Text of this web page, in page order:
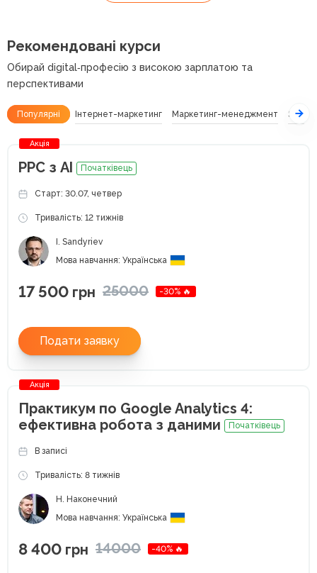
Рекомендовані курси
Обирай digital‑професію з високою зарплатою та
перспективами
Популярні Інтернет-маркетинг Маркетинг-менеджмент SEO
Акція
РРС з АІ Початківець
Старт: 30.07, четвер
Тривалість: 12 тижнів
I. Sandyriev
Мова навчання: Українська
17 500 грн 25000 -30% 🔥
Подати заявку
Акція
Практикум по Google Analytics 4:
ефективна робота з даними
Початківець
В записі
Тривалість: 8 тижнів
Н. Наконечний
Мова навчання: Українська
8 400 грн 14000 -40% 🔥